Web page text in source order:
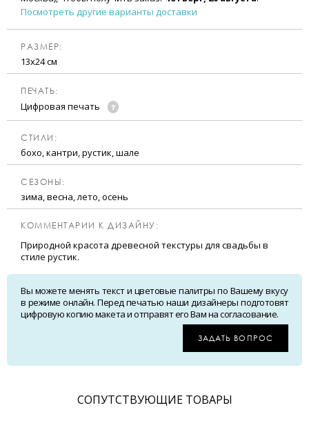
Посмотреть другие варианты доставки
РАЗМЕР:
13х24 см
ПЕЧАТЬ:
Цифровая печать
CТИЛИ:
бохо, кантри, рустик, шале
CЕЗОНЫ:
зима, весна, лето, осень
КОММЕНТАРИИ К ДИЗАЙНУ:
Природной красота древесной текстуры для свадьбы в
стиле рустик.
Вы можете менять текст и цветовые палитры по Вашему вкусу
в режиме онлайн. Перед печатью наши дизайнеры подготовят
цифровую копию макета и отправят его Вам на согласование.
ЗАДАТЬ ВОПРОС
CОПУТСТВУЮЩИЕ ТОВАРЫ